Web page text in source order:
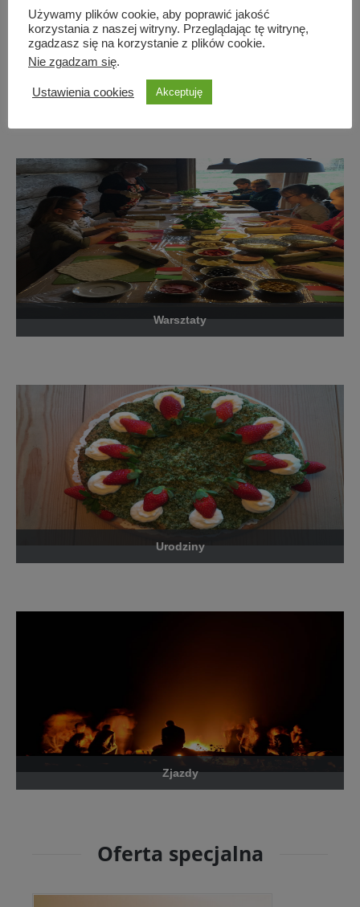
Warsztaty
Urodziny
Zjazdy
Oferta specjalna
Używamy plików cookie, aby poprawić jakość
korzystania z naszej witryny. Przeglądając tę witrynę,
zgadzasz się na korzystanie z plików cookie.
Nie zgadzam się.
Ustawienia cookies Akceptuję